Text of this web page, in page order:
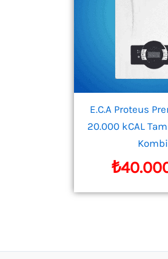
E.C.A Proteus
20.000 kCAL
Kombi
₺